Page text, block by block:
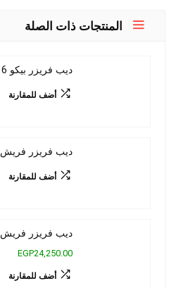
المنتجات ذات الصلة
ديب فريزر بيكو 6 درج 260 لتر ديجيتال
أضف للمقارنة
ديب فريزر فريش 230 لتر 7 ادراج
أضف للمقارنة
ديب فريزر فريش 7 ادراج 230 لتر
EGP24,250.00
أضف للمقارنة